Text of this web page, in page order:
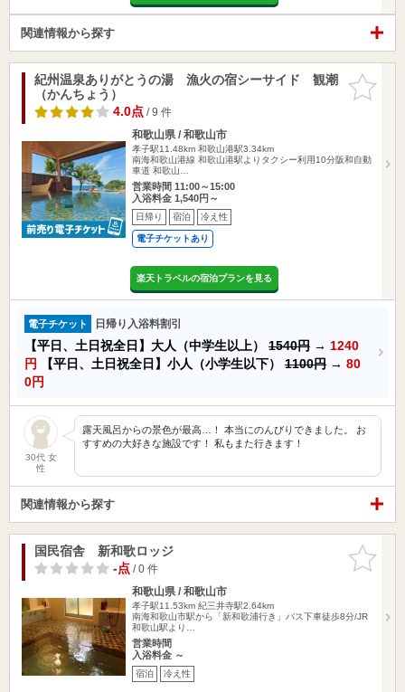
関連情報から探す
お気に入
りに追加
紀州温泉ありがとうの湯 漁火の宿シーサイド 観潮
（かんちょう）
4.0点/ 9 件
和歌山県 / 和歌山市
孝子駅11.48km 和歌山港駅3.34km
南海和歌山港線 和歌山港駅よりタクシー利用10分阪和自動
車道 和歌山…
営業時間 11:00～15:00
入浴料金 1,540円～
日帰り 宿泊 冷え性
電子チケットあり
楽天トラベルの宿泊プランを見る
電子チケット 日帰り入浴料割引
【平日、土日祝全日】大人（中学生以上） 1540円 → 1240
円
【平日、土日祝全日】小人（小学生以下） 1100円 → 80
0円
30代 女
性
露天風呂からの景色が最高…！ 本当にのんびりできました。 お
すすめの大好きな施設です！ 私もまた行きます！
関連情報から探す
お気に入
りに追加
国民宿舎 新和歌ロッジ
-点/ 0 件
和歌山県 / 和歌山市
孝子駅11.53km 紀三井寺駅2.64km
南海和歌山市駅から「新和歌浦行き」バス下車徒歩8分/JR
和歌山駅より…
営業時間
入浴料金 ～
宿泊 冷え性